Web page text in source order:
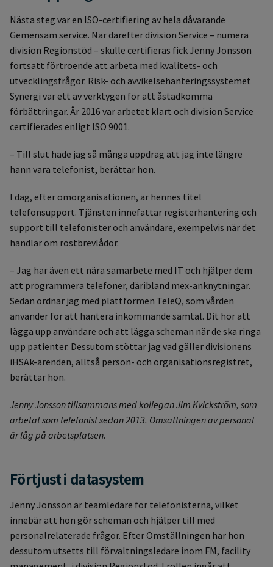
Nästa steg var en ISO-certifiering av hela dåvarande
Gemensam service. När därefter division Service – numera
division Regionstöd – skulle certifieras fick Jenny Jonsson
fortsatt förtroende att arbeta med kvalitets- och
utvecklingsfrågor. Risk- och avvikelsehanteringssystemet
Synergi var ett av verktygen för att åstadkomma
förbättringar. År 2016 var arbetet klart och division Service
certifierades enligt ISO 9001.
– Till slut hade jag så många uppdrag att jag inte längre
hann vara telefonist, berättar hon.
I dag, efter omorganisationen, är hennes titel
telefonsupport. Tjänsten innefattar registerhantering och
support till telefonister och användare, exempelvis när det
handlar om röstbrevlådor.
– Jag har även ett nära samarbete med IT och hjälper dem
att programmera telefoner, däribland mex-anknytningar.
Sedan ordnar jag med plattformen TeleQ, som vården
använder för att hantera inkommande samtal. Dit hör att
lägga upp användare och att lägga scheman när de ska ringa
upp patienter. Dessutom stöttar jag vad gäller divisionens
iHSAk-ärenden, alltså person- och organisationsregistret,
berättar hon.
Jenny Jonsson tillsammans med kollegan Jim Kvickström, som
arbetat som telefonist sedan 2013. Omsättningen av personal
är låg på arbetsplatsen.
Förtjust i datasystem
Jenny Jonsson är teamledare för telefonisterna, vilket
innebär att hon gör scheman och hjälper till med
personalrelaterade frågor. Efter Omställningen har hon
dessutom utsetts till förvaltningsledare inom FM, facility